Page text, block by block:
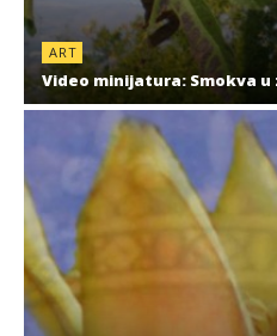
ART
Video minijatura: Smokva u